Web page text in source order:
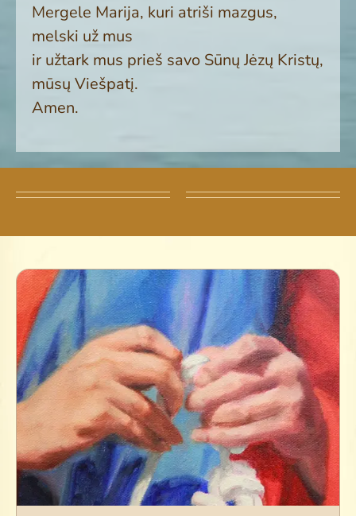
Mergele Marija, kuri atriši mazgus,
melski už mus
ir užtark mus prieš savo Sūnų Jėzų Kristų,
mūsų Viešpatį.
Amen.
Švč. Mergelės mazgų išrišėjos novena
– 1 diena